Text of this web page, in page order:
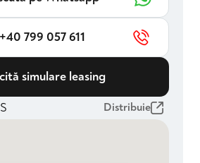
+40 799 057 611
simulare leasing
Distribuie